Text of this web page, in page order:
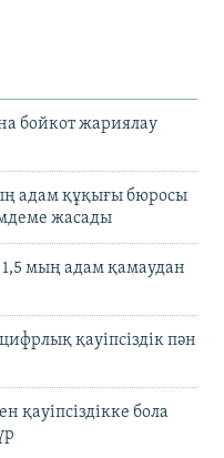
бойкот жариялау
адам құқығы бюросы
жасады
мың адам қамаудан
қауіпсіздік пән
бола